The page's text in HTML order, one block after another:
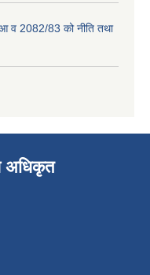
आ व 2082/83 को नीति तथा
अधिकृत